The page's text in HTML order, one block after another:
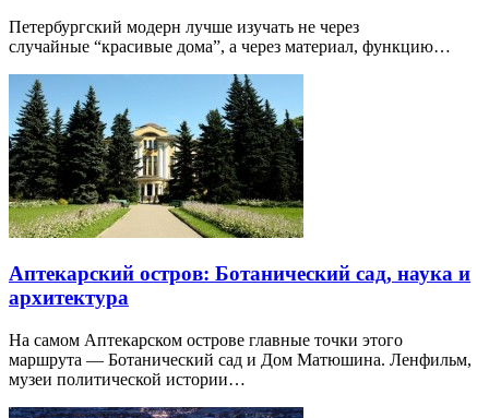
Петербургский модерн лучше изучать не через
случайные “красивые дома”, а через материал, функцию…
Аптекарский остров: Ботанический сад, наука и
архитектура
На самом Аптекарском острове главные точки этого
маршрута — Ботанический сад и Дом Матюшина. Ленфильм,
музеи политической истории…